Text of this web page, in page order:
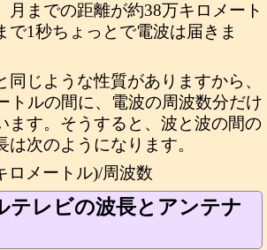
月までの距離が約38万キロメート
で1秒ちょっとで電波は届きま
同じような性質がありますから、
トルの間に、電波の周波数分だけ
ます。そうすると、波と波の間の
は次のようになります。
ロメートル)/周波数
テレビの波長とアンテナ